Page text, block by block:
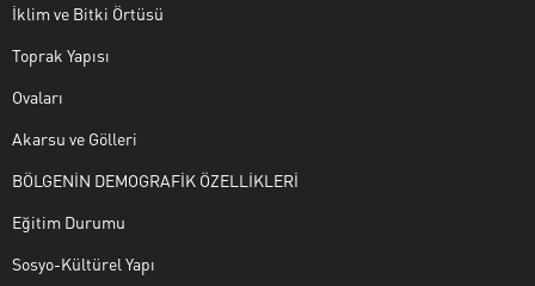
İklim ve Bitki Örtüsü
Toprak Yapısı
Ovaları
Akarsu ve Gölleri
BÖLGENİN DEMOGRAFİK ÖZELLİKLERİ
Eğitim Durumu
Sosyo-Kültürel Yapı